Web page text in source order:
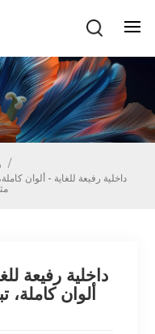
/
ألوان كاملة،